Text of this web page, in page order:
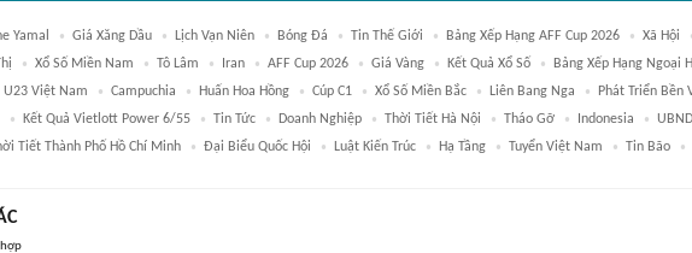
Yamal Giá Xăng Dầu Lịch Vạn Niên Bóng Đá Tin Thế Giới Bảng Xếp Hạng AFF Cup 2026 Xã Hội
Xổ Số Miền Nam Tô Lâm Iran AFF Cup 2026 Giá Vàng Kết Quả Xổ Số Bảng Xếp Hạng Ngoại
U23 Việt Nam Campuchia Huấn Hoa Hồng Cúp C1 Xổ Số Miền Bắc Liên Bang Nga Phát Triển Bền
Kết Quả Vietlott Power 6/55 Tin Tức Doanh Nghiệp Thời Tiết Hà Nội Tháo Gỡ Indonesia UBND
Tiết Thành Phố Hồ Chí Minh Đại Biểu Quốc Hội Luật Kiến Trúc Hạ Tầng Tuyển Việt Nam Tin Bão
hợp